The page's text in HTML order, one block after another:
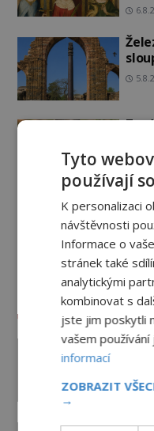
Paranormální jevy
Tyto
používají
K personalizaci
návštěvnosti
Informace o
stránek také
analytickými
kombinovat s
jste jim poskytli
vašem
informací
ZOBRAZIT
→